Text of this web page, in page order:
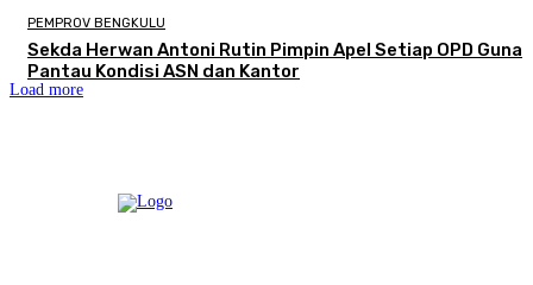
PEMPROV BENGKULU
Sekda Herwan Antoni Rutin Pimpin Apel Setiap OPD Guna
Pantau Kondisi ASN dan Kantor
Load more